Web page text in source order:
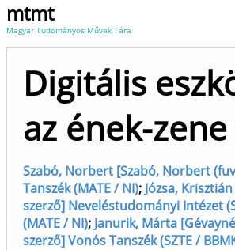
mtmt
Magyar Tudományos Művek Tára
Digitális
az ének-
Szabó, Norbert [Szabó, Norbert
Tanszék (MATE / NI); Józsa,
szerző] Neveléstudományi Intézet
(MATE / NI); Janurik, Márta
szerző] Vonós Tanszék (SZTE /